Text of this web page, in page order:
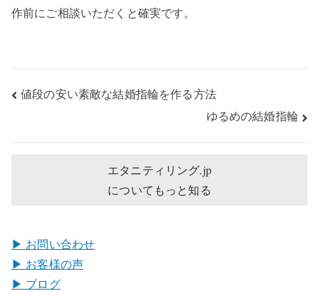
作前にご相談いただくと確実です。
投
ビ
ン
値段の安い素敵な結婚指輪を作る方法
ゆるめの結婚指輪
エタニティリング.jp
についてもっと知る
▶︎ お問い合わせ
▶︎ お客様の声
▶︎ ブログ